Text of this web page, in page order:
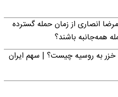
انصاری از زمان حمله گسترده
همه‌جانبه باشند؟
خزر به روسیه چیست؟ | سهم ایران